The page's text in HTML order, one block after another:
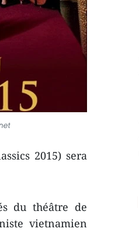
2015) sera
du théâtre de
vietnamien